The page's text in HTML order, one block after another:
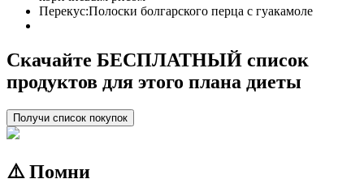
Перекус:Полоски болгарского перца с гуакамоле
Скачайте БЕСПЛАТНЫЙ список
продуктов для этого плана диеты
Получи список покупок
⚠️ Помни